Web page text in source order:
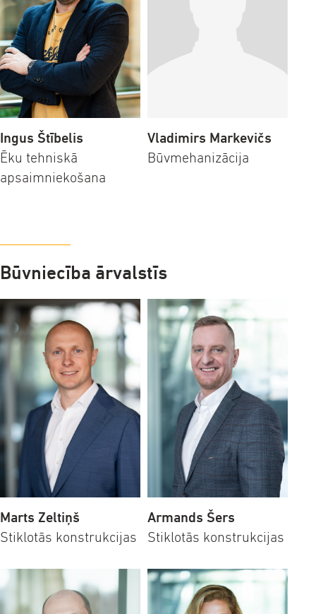
Ingus Štībelis
Ēku tehniskā
apsaimniekošana
Vladimirs Markevičs
Būvmehanizācija
Būvniecība ārvalstīs
Marts Zeltiņš
Stiklotās konstrukcijas
Armands Šers
Stiklotās konstrukcijas